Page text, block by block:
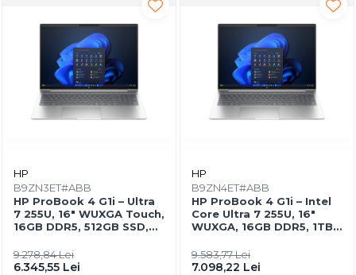
HP
B9ZN3ET#ABB
HP ProBook 4 G1i – Ultra
7 255U, 16" WUXGA Touch,
16GB DDR5, 512GB SSD,
9.278,84 Lei
6.345,55 Lei
HP
B9ZN4ET#ABB
HP ProBook 4 G1i – Intel
Core Ultra 7 255U, 16"
WUXGA, 16GB DDR5, 1TB
3YW
9.583,77 Lei
7.098,22 Lei